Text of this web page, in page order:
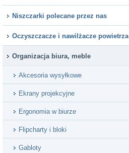
Niszczarki polecane przez nas
Oczyszczacze i nawilżacze powietrza
Organizacja biura, meble
Akcesoria wysyłkowe
Ekrany projekcyjne
Ergonomia w biurze
Flipcharty i bloki
Gabloty